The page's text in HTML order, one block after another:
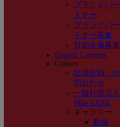
ブランドパー
トナー
ブランドパー
トナー募集
賛助会員募集
English Contents
Contact
出演依頼・お
問合わせ
一般社団法人
Miss SAKE
ギャラリー
動画